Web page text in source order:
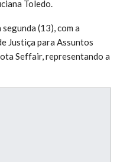
Toledo.
(13), com a
Justiça para Assuntos
Seffair, representando a